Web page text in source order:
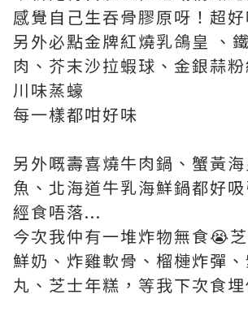
感覺自己生吞骨膠原呀！超
另外必點金牌紅燒乳鴿皇 、
肉、芥末沙拉蝦球、金銀蒜
川味蒸蠔
每一樣都咁好味
另外嘅壽喜燒牛肉鍋、蟹黃
魚、北海道牛乳海鮮鍋都好
經食唔落...
今次我仲有一堆炸物無食😭
鮮奶、炸雞軟骨、榴槤炸彈
丸、芝士年糕，等我下次食埋